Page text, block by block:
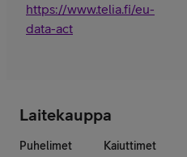
https://www.telia.fi/eu-
data-act
Laitekauppa
Puhelimet Kaiuttimet